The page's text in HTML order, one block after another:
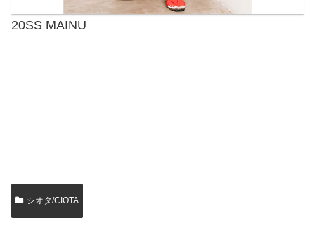
20SS MAINU
シオタ/CIOTA